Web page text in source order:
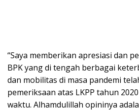
“Saya memberikan apresiasi dan
BPK yang di tengah berbagai
dan mobilitas di masa pandemi
pemeriksaan atas LKPP tahun
waktu. Alhamdulillah opininya